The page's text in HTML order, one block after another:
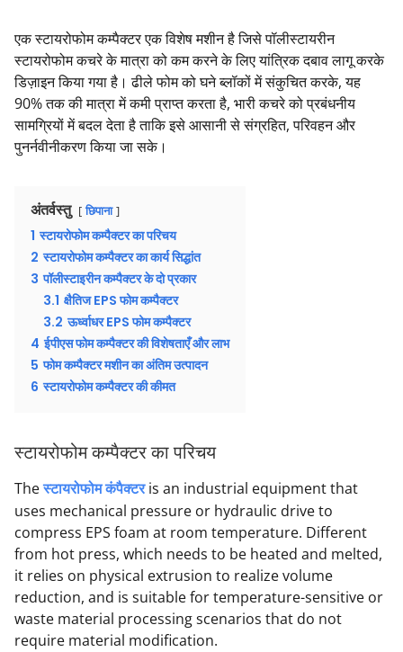
एक स्टायरोफोम कम्पैक्टर एक विशेष मशीन है जिसे पॉलीस्टायरीन
स्टायरोफोम कचरे के मात्रा को कम करने के लिए यांत्रिक दबाव लागू करके
डिज़ाइन किया गया है। ढीले फोम को घने ब्लॉकों में संकुचित करके, यह
90% तक की मात्रा में कमी प्राप्त करता है, भारी कचरे को प्रबंधनीय
सामग्रियों में बदल देता है ताकि इसे आसानी से संग्रहित, परिवहन और
पुनर्नवीनीकरण किया जा सके।
अंतर्वस्तु छिपाना
1 स्टायरोफोम कम्पैक्टर का परिचय
2 स्टायरोफोम कम्पैक्टर का कार्य सिद्धांत
3 पॉलीस्टाइरीन कम्पैक्टर के दो प्रकार
3.1 क्षैतिज EPS फोम कम्पैक्टर
3.2 ऊर्ध्वाधर EPS फोम कम्पैक्टर
4 ईपीएस फोम कम्पैक्टर की विशेषताएँ और लाभ
5 फोम कम्पैक्टर मशीन का अंतिम उत्पादन
6 स्टायरोफोम कम्पैक्टर की कीमत
स्टायरोफोम कम्पैक्टर का परिचय
Theस्टायरोफोम कंपैक्टरis an industrial equipment that
uses mechanical pressure or hydraulic drive to
compress EPS foam at room temperature. Different
from hot press, which needs to be heated and melted,
it relies on physical extrusion to realize volume
reduction, and is suitable for temperature-sensitive or
waste material processing scenarios that do not
require material modification.